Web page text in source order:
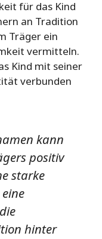
für das Kind
an Tradition
Träger ein
vermitteln.
Kind mit seiner
verbunden
kann
positiv
starke
hinter